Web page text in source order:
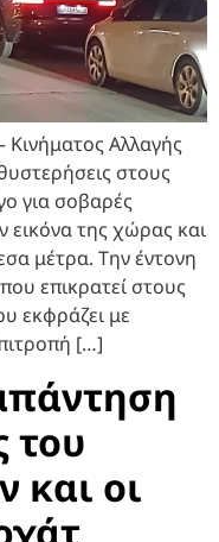
Αλλαγής
στους
για σοβαρές
εικόνα της χώρας και
μέτρα. Την έντονη
επικρατεί στους
εκφράζει με
[…]
του
και οι